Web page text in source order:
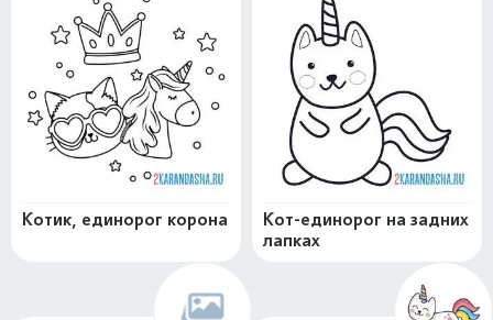
Котик, единорог корона
Кот-единорог на задних
лапках